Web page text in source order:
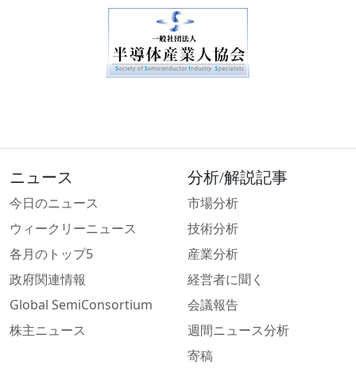
ニュース
今日のニュース
ウィークリーニュース
各月のトップ5
政府関連情報
Global SemiConsortium
株主ニュース
分析/解説記事
市場分析
技術分析
産業分析
経営者に聞く
会議報告
週間ニュース分析
寄稿